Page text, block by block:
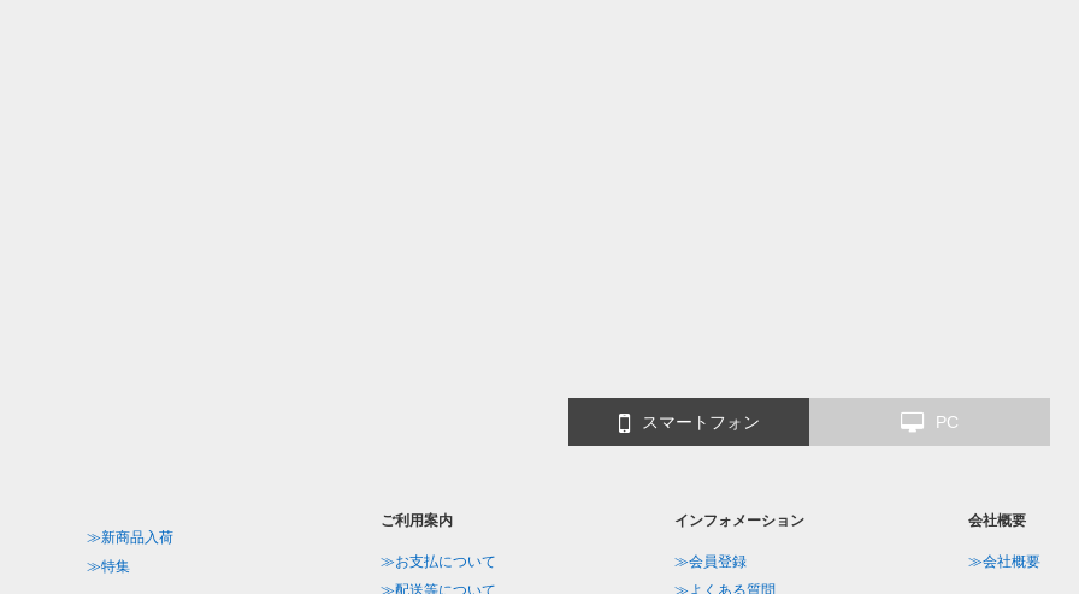
スマートフォン PC
≫新商品入荷
≫特集
ご利用案内
≫お支払について
≫配送等について
インフォメーション
≫会員登録
≫よくある質問
会社概要
≫会社概要